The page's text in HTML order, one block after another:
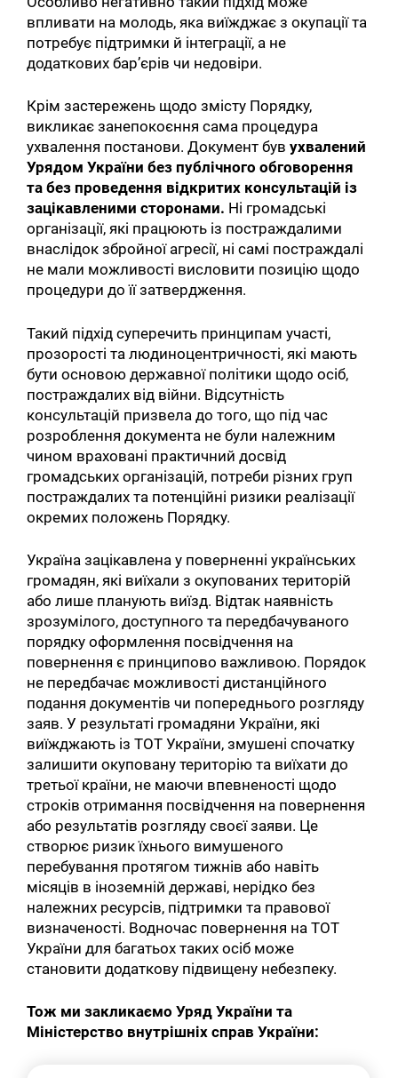
впливати на молодь, яка виїжджає з окупації та
потребує підтримки й інтеграції, а не
додаткових бар’єрів чи недовіри.
Крім застережень щодо змісту Порядку,
викликає занепокоєння сама процедура
ухвалення постанови. Документ бувухвалений
Урядом України без публічного обговорення
та без проведення відкритих консультацій із
зацікавленими сторонами. Ні громадські
організації, які працюють із постраждалими
внаслідок збройної агресії, ні самі постраждалі
не мали можливості висловити позицію щодо
процедури до її затвердження.
Такий підхід суперечить принципам участі,
прозорості та людиноцентричності, які мають
бути основою державної політики щодо осіб,
постраждалих від війни. Відсутність
консультацій призвела до того, що під час
розроблення документа не були належним
чином враховані практичний досвід
громадських організацій, потреби різних груп
постраждалих та потенційні ризики реалізації
окремих положень Порядку.
Україна зацікавлена у поверненні українських
громадян, які виїхали з окупованих територій
або лише планують виїзд. Відтак наявність
зрозумілого, доступного та передбачуваного
порядку оформлення посвідчення на
повернення є принципово важливою. Порядок
не передбачає можливості дистанційного
подання документів чи попереднього розгляду
заяв. У результаті громадяни України, які
виїжджають із ТОТ України, змушені спочатку
залишити окуповану територію та виїхати до
третьої країни, не маючи впевненості щодо
строків отримання посвідчення на повернення
або результатів розгляду своєї заяви. Це
створює ризик їхнього вимушеного
перебування протягом тижнів або навіть
місяців в іноземній державі, нерідко без
належних ресурсів, підтримки та правової
визначеності. Водночас повернення на ТОТ
України для багатьох таких осіб може
становити додаткову підвищену небезпеку.
Тож ми закликаємо Уряд України та
Міністерство внутрішніх справ України: